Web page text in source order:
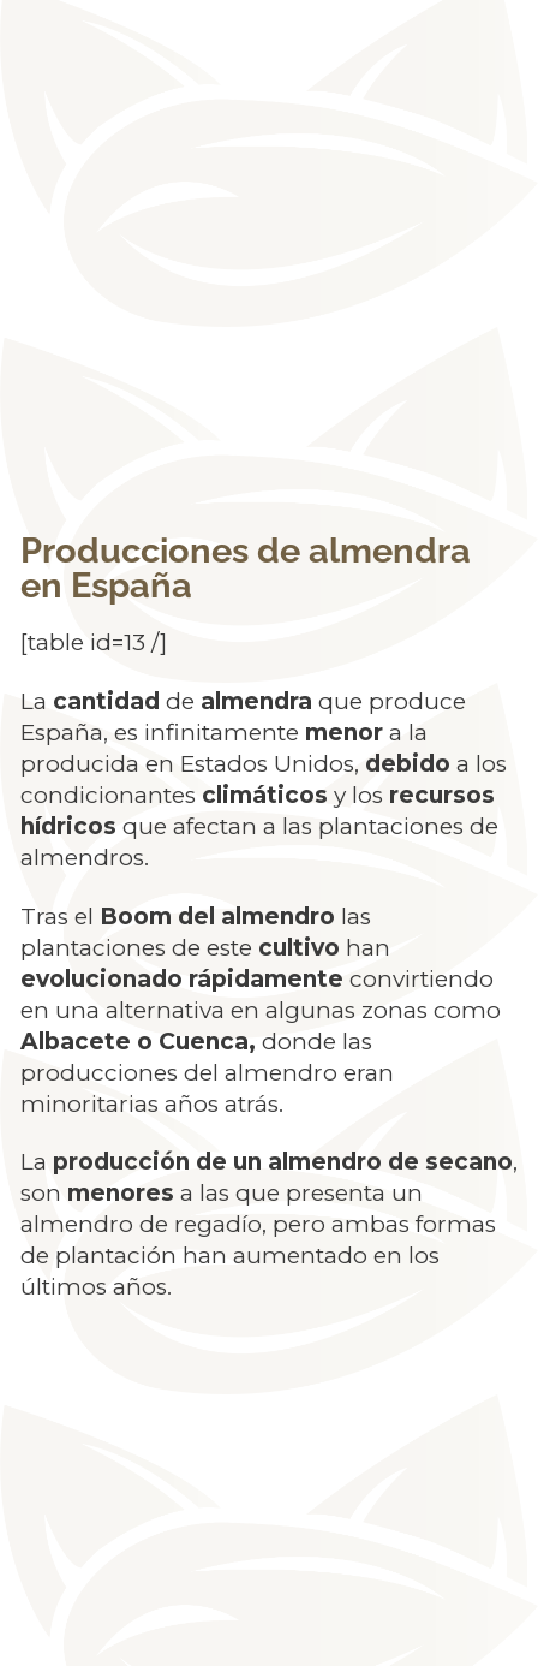
Producciones de almendra
en España
[table id=13 /]
La cantidad de almendra que produce
España, es infinitamente menor a la
producida en Estados Unidos, debido a los
condicionantes climáticos y los recursos
hídricos que afectan a las plantaciones de
almendros.
Tras el Boom del almendro las
plantaciones de este cultivo han
evolucionado rápidamente convirtiendo
en una alternativa en algunas zonas como
Albacete o Cuenca, donde las
producciones del almendro eran
minoritarias años atrás.
La producción de un almendro de secano,
son menores a las que presenta un
almendro de regadío, pero ambas formas
de plantación han aumentado en los
últimos años.